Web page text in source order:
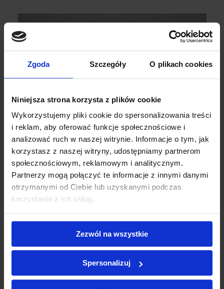
Zgoda Szczegóły O plikach cookies
Niniejsza strona korzysta z plików cookie
Wykorzystujemy pliki cookie do spersonalizowania treści
i reklam, aby oferować funkcje społecznościowe i
analizować ruch w naszej witrynie. Informacje o tym, jak
korzystasz z naszej witryny, udostępniamy partnerom
społecznościowym, reklamowym i analitycznym.
Partnerzy mogą połączyć te informacje z innymi danymi
otrzymanymi od Ciebie lub uzyskanymi podczas
korzystania z ich usług.
Zezwól na wszystkie
Spersonalizuj
Myco K